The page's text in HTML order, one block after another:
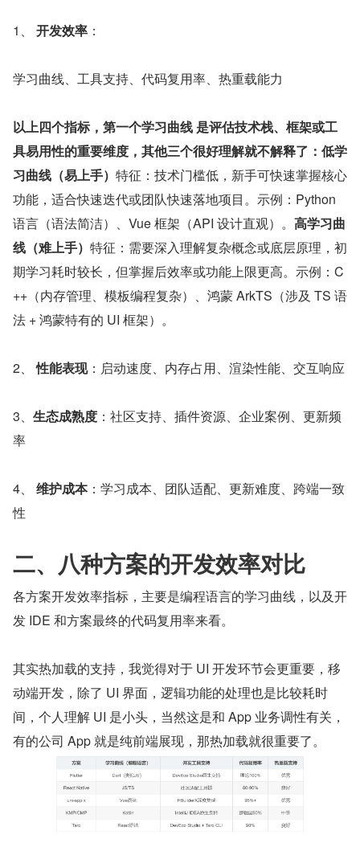
1、 开发效率 ：
学习曲线、工具支持、代码复用率、热重载能力
以上四个指标，第一个学习曲线 是评估技术栈、框架或工
具易用性的重要维度，其他三个很好理解就不解释了： 低学
习曲线（易上手） 特征：技术门槛低，新手可快速掌握核心
功能，适合快速迭代或团队快速落地项目。示例：Python
语言（语法简洁）、Vue 框架（API 设计直观）。 高学习曲
线（难上手） 特征：需要深入理解复杂概念或底层原理，初
期学习耗时较长，但掌握后效率或功能上限更高。示例：C
++（内存管理、模板编程复杂）、鸿蒙 ArkTS（涉及 TS 语
法 + 鸿蒙特有的 UI 框架）。
2、 性能表现：启动速度、内存占用、渲染性能、交互响应
3、 生态成熟度 ：社区支持、插件资源、企业案例、更新频
率
4、 维护成本：学习成本、团队适配、更新难度、跨端一致
性
二、八种方案的开发效率对比
各方案开发效率指标，主要是编程语言的学习曲线，以及开
发 IDE 和方案最终的代码复用率来看。
其实热加载的支持，我觉得对于 UI 开发环节会更重要，移
动端开发，除了 UI 界面，逻辑功能的处理也是比较耗时
间，个人理解 UI 是小头，当然这是和 App 业务调性有关，
有的公司 App 就是纯前端展现，那热加载就很重要了。